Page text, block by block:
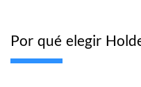
Por qué elegir